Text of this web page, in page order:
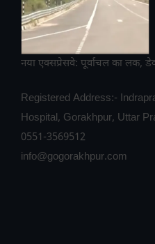
नया एक्सप्रेसवे: पूर्वांचल का लक,
Registered Address:-
Hospital, Gorakhpur, Uttar
0551-3569512
info@gogorakhpur.com